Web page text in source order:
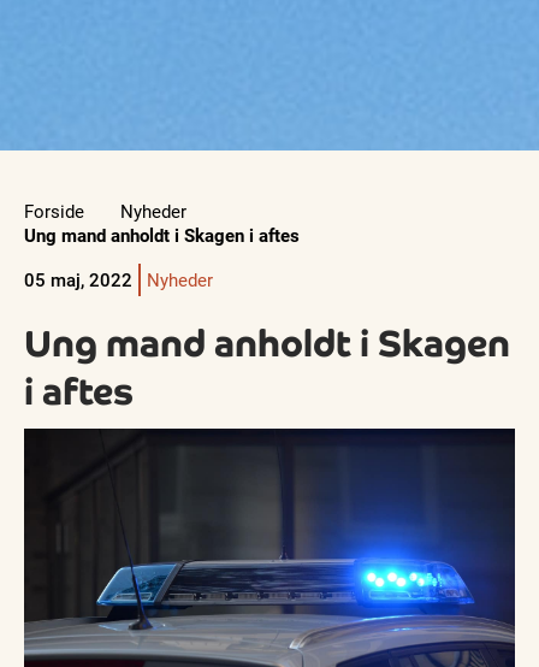
Forside
Nyheder
Ung mand anholdt i Skagen i aftes
05 maj, 2022
Nyheder
Ung mand anholdt i Skagen
i aftes